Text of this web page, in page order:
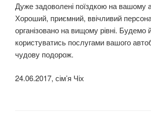
Дуже задоволені поїздкою на вашому
Хороший, приємний, ввічливий
організовано на вищому рівні. Будемо
користуватись послугами вашого
чудову подорож.
24.06.2017, сім’я Чіх